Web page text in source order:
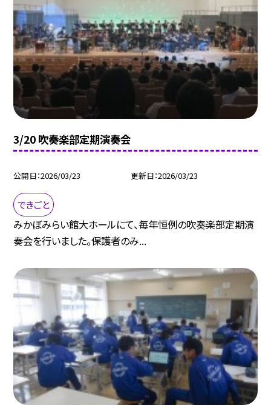
3/20 吹奏楽部定期演奏会
公開日 2026/03/23 更新日 2026/03/23
できごと
みかぼみらい館大ホールにて、毎年恒例の吹奏楽部定期演
奏会を行いました。保護者のみ...